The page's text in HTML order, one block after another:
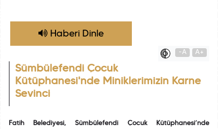
Haberi Dinle
-A A+
Sümbülefendi Çocuk
Kütüphanesi'nde Miniklerimizin Karne
Sevinci
Fatih Belediyesi, Sümbülefendi Çocuk Kütüphanesi’nde